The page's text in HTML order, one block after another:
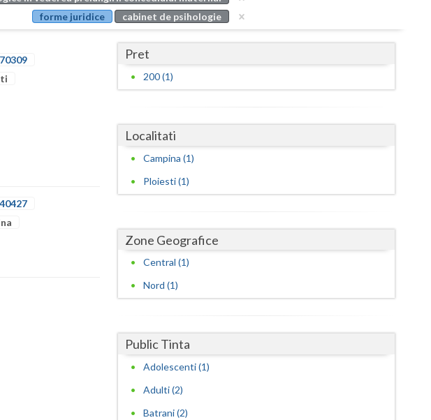
Buzau
Cluj
Covasna
Galati
forme juridice
cabinet de psihologie
Pret
200 (1)
Localitati
Campina (1)
Ploiesti (1)
Zone Geografice
Central (1)
Nord (1)
Public Tinta
Adolescenti (1)
Adulti (2)
Batrani (2)